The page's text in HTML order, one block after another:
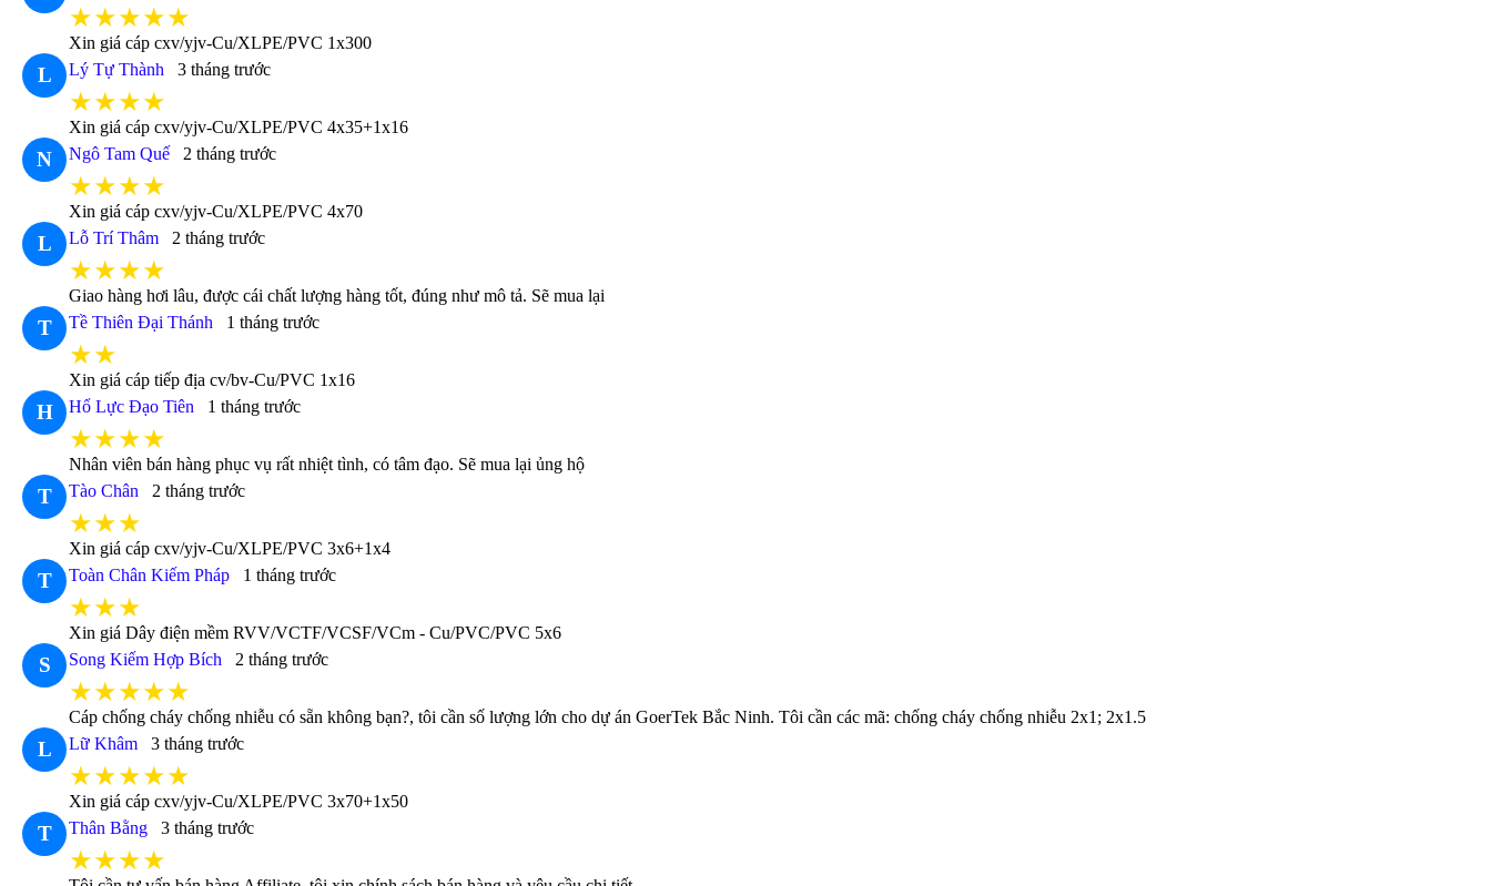
★★★★★
Xin giá cáp cxv/yjv-Cu/XLPE/PVC 1x300
L Lý Tự Thành 3 tháng trước
★★★★
Xin giá cáp cxv/yjv-Cu/XLPE/PVC 4x35+1x16
N Ngô Tam Quế 2 tháng trước
★★★★
Xin giá cáp cxv/yjv-Cu/XLPE/PVC 4x70
L Lỗ Trí Thâm 2 tháng trước
★★★★
Giao hàng hơi lâu, được cái chất lượng hàng tốt, đúng như mô tả. Sẽ mua lại
T Tề Thiên Đại Thánh 1 tháng trước
★★
Xin giá cáp tiếp địa cv/bv-Cu/PVC 1x16
H Hổ Lực Đạo Tiên 1 tháng trước
★★★★
Nhân viên bán hàng phục vụ rất nhiệt tình, có tâm đạo. Sẽ mua lại ủng hộ
T Tào Chân 2 tháng trước
★★★
Xin giá cáp cxv/yjv-Cu/XLPE/PVC 3x6+1x4
T Toàn Chân Kiếm Pháp 1 tháng trước
★★★
Xin giá Dây điện mềm RVV/VCTF/VCSF/VCm - Cu/PVC/PVC 5x6
S Song Kiếm Hợp Bích 2 tháng trước
★★★★★
Cáp chống cháy chống nhiễu có sẵn không bạn?, tôi cần số lượng lớn cho dự án GoerTek Bắc Ninh. Tôi cần các mã: chống cháy chống nhiễu 2x1; 2x1.5
L Lữ Khâm 3 tháng trước
★★★★★
Xin giá cáp cxv/yjv-Cu/XLPE/PVC 3x70+1x50
T Thân Bằng 3 tháng trước
★★★★